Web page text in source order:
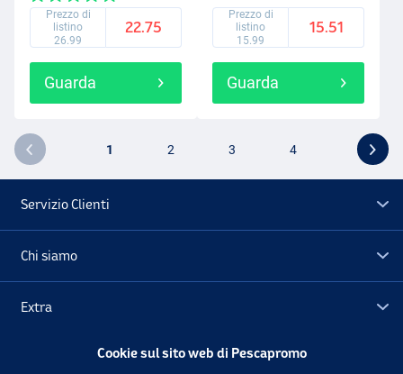
Prezzo di
listino
26.99
22.75
Guarda
Prezzo di
listino
15.99
15.51
Guarda
1 2 3 4
Servizio Clienti
Chi siamo
Extra
Cookie sul sito web di Pescapromo